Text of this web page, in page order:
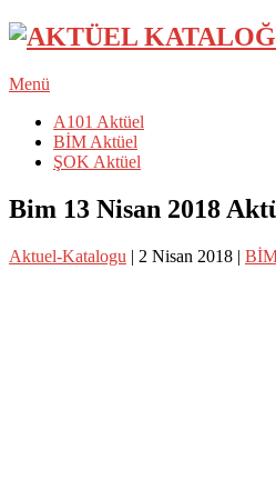
Menü
A101 Aktüel
BİM Aktüel
ŞOK Aktüel
Bim 13 Nisan 2018
Aktuel-Katalogu | 2 Nisan 2018 |